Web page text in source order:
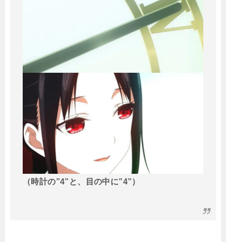
（時計の”4”と、目の中に”4”）